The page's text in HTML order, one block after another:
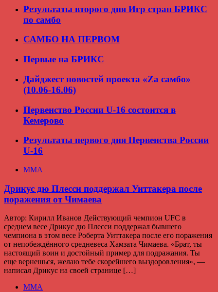
Результаты второго дня Игр стран БРИКС
по самбо
САМБО НА ПЕРВОМ
Первые на БРИКС
Дайджест новостей проекта «Zа самбо»
(10.06-16.06)
Первенство России U-16 состоится в
Кемерово
Результаты первого дня Первенства России
U-16
ММА
Дрикус дю Плесси поддержал Уиттакера после
поражения от Чимаева
Автор: Кирилл Иванов Действующий чемпион UFC в
среднем весе Дрикус дю Плесси поддержал бывшего
чемпиона в этом весе Роберта Уиттакера после его поражения
от непобеждённого средневеса Хамзата Чимаева. «Брат, ты
настоящий воин и достойный пример для подражания. Ты
еще вернешься, желаю тебе скорейшего выздоровления», —
написал Дрикус на своей странице […]
ММА